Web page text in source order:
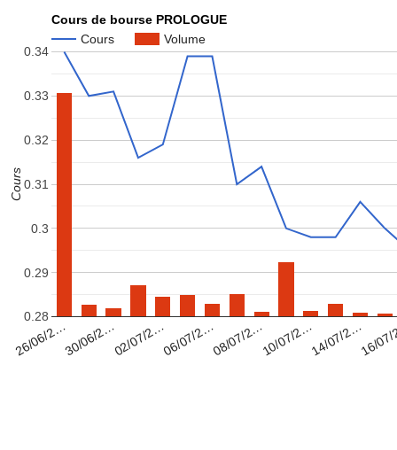
Cours de bourse PROLOGUE
Cours
Volume
26/06/2…30/06/2…02/07/2…06/07/2…08/07/2…10/07/2…14/07/2…16/
0.28
0.29
0.3
0.31
0.32
0.33
0.34
Cours